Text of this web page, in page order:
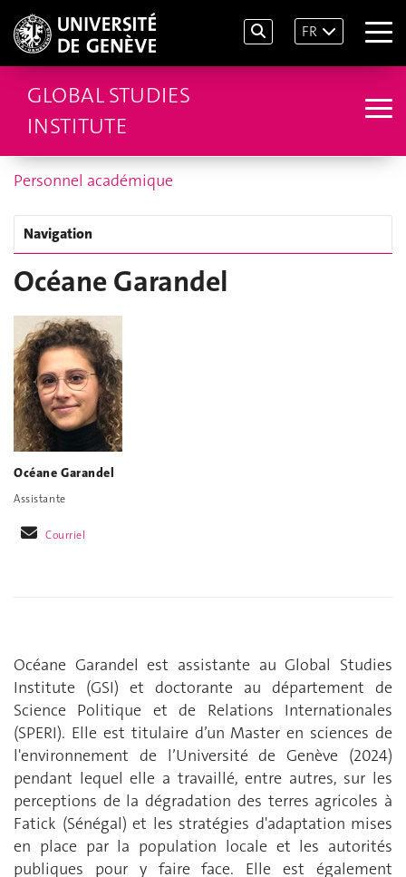
FR
GLOBAL STUDIES
INSTITUTE
Personnel académique
Navigation
Océane Garandel
Océane Garandel
Assistante
Courriel
Océane Garandel est assistante au Global Studies
Institute (GSI) et doctorante au département de
Science Politique et de Relations Internationales
(SPERI). Elle est titulaire d’un Master en sciences de
l'environnement de l’Université de Genève (2024)
pendant lequel elle a travaillé, entre autres, sur les
perceptions de la dégradation des terres agricoles à
Fatick (Sénégal) et les stratégies d'adaptation mises
en place par la population locale et les autorités
publiques pour y faire face. Elle est également